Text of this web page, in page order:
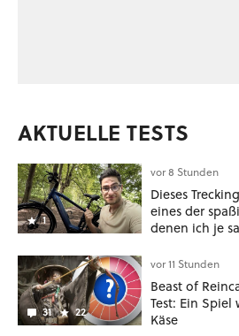
AKTUELLE TESTS
1
vor 8 Stunden
Dieses
eines der
denen ich je
31 22
vor 11 Stunden
Beast of
Test: Ein
Käse